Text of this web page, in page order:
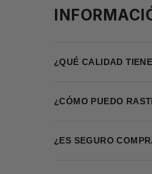
¿QUÉ CALIDAD
¿CÓMO PUEDO
¿ES SEGURO